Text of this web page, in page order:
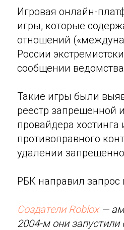
Игровая онлайн-
игры, которые
отношений
России
сообщении
Такие игры были
реестр запрещенной
провайдера
противоправного
удалении
РБК направил запрос
Создатели Roblox—
2004-м они запустили